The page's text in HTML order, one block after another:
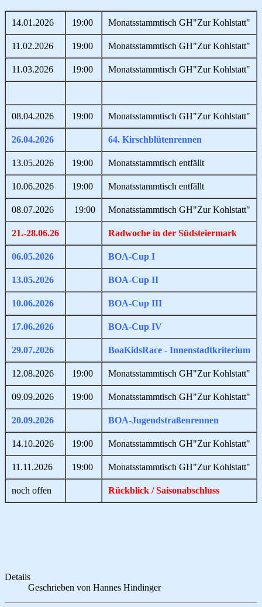
14.01.2026 19:00 Monatsstammtisch GH"Zur Kohlstatt"
11.02.2026 19:00 Monatsstammtisch GH"Zur Kohlstatt"
11.03.2026 19:00 Monatsstammtisch GH"Zur Kohlstatt"
08.04.2026 19:00 Monatsstammtisch GH"Zur Kohlstatt"
26.04.2026 64. Kirschblütenrennen
13.05.2026 19:00 Monatsstammtisch entfällt
10.06.2026 19:00 Monatsstammtisch entfällt
08.07.2026 19:00 Monatsstammtisch GH"Zur Kohlstatt"
21.-28.06.26 Radwoche in der Südsteiermark
06.05.2026 BOA-Cup I
13.05.2026 BOA-Cup II
10.06.2026 BOA-Cup III
17.06.2026 BOA-Cup IV
29.07.2026 BoaKidsRace - Innenstadtkriterium
12.08.2026 19:00 Monatsstammtisch GH"Zur Kohlstatt"
09.09.2026 19:00 Monatsstammtisch GH"Zur Kohlstatt"
20.09.2026 BOA-Jugendstraßenrennen
14.10.2026 19:00 Monatsstammtisch GH"Zur Kohlstatt"
11.11.2026 19:00 Monatsstammtisch GH"Zur Kohlstatt"
noch offen Rückblick / Saisonabschluss
Details
Geschrieben von Hannes Hindinger